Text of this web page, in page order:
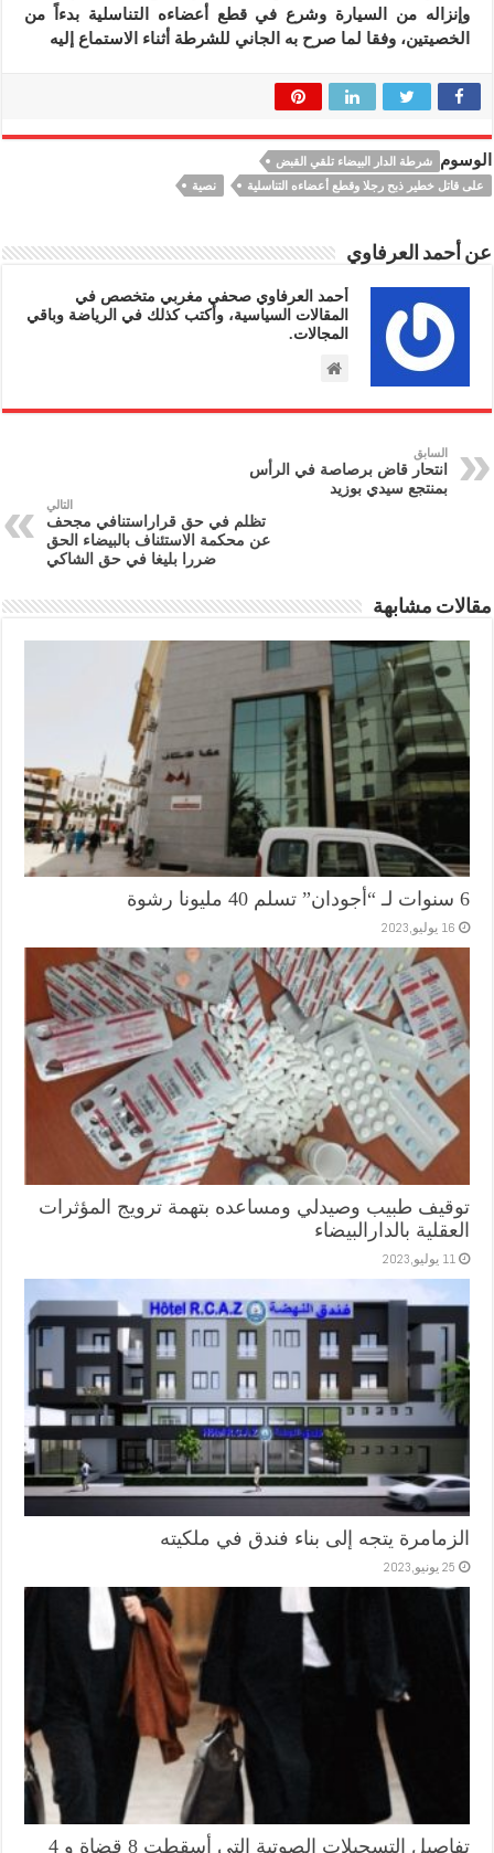
وإنزاله من السيارة وشرع في قطع أعضاءه التناسلية بدءاً من
الخصيتين، وفقا لما صرح به الجاني للشرطة أثناء الاستماع إليه
الوسوم
شرطة الدار البيضاء تلقي القبض
على قاتل خطير ذبح رجلا وقطع أعضاءه التناسلية
نصية
عن أحمد العرفاوي
أحمد العرفاوي صحفي مغربي متخصص في
المقالات السياسية، وأكتب كذلك في الرياضة وباقي
المجالات.
السابق
انتحار قاض برصاصة في الرأس
بمنتجع سيدي بوزيد
التالي
تظلم في حق قراراستنافي مجحف
عن محكمة الاستئناف بالبيضاء الحق
ضررا بليغا في حق الشاكي
مقالات مشابهة
6 سنوات لـ “أجودان” تسلم 40 مليونا رشوة
16 يوليو,2023
توقيف طبيب وصيدلي ومساعده بتهمة ترويج المؤثرات
العقلية بالدارالبيضاء
11 يوليو,2023
الزمامرة يتجه إلى بناء فندق في ملكيته
25 يونيو,2023
تفاصيل التسجيلات الصوتية التي أسقطت 8 قضاة و 4